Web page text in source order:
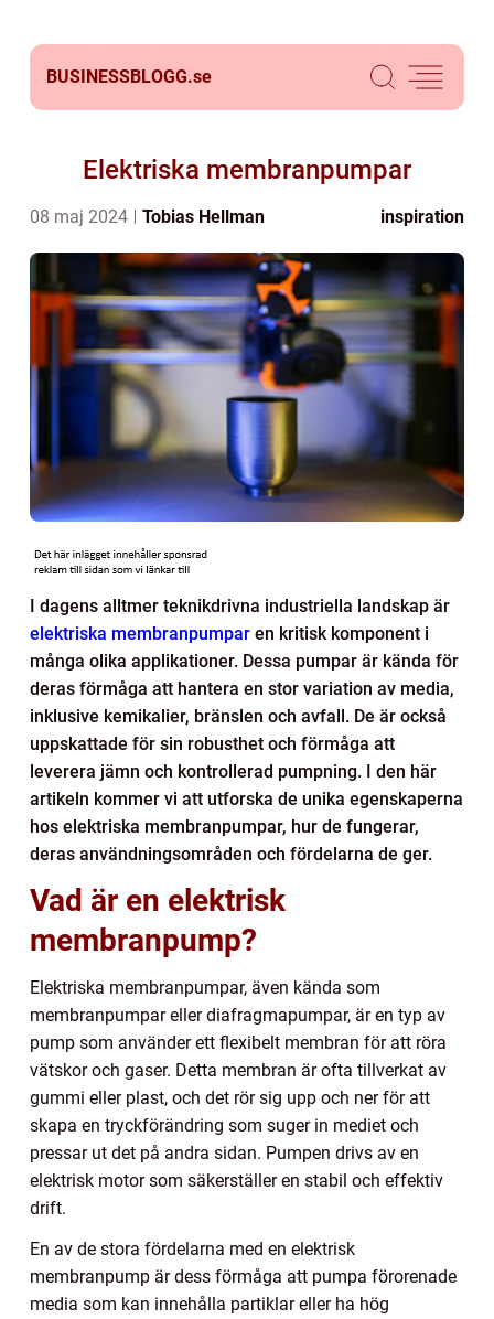
BUSINESSBLOGG.se
Elektriska membranpumpar
08 maj 2024 Tobias Hellman inspiration
I dagens alltmer teknikdrivna industriella landskap är
elektriska membranpumpar en kritisk komponent i
många olika applikationer. Dessa pumpar är kända för
deras förmåga att hantera en stor variation av media,
inklusive kemikalier, bränslen och avfall. De är också
uppskattade för sin robusthet och förmåga att
leverera jämn och kontrollerad pumpning. I den här
artikeln kommer vi att utforska de unika egenskaperna
hos elektriska membranpumpar, hur de fungerar,
deras användningsområden och fördelarna de ger.
Vad är en elektrisk
membranpump?
Elektriska membranpumpar, även kända som
membranpumpar eller diafragmapumpar, är en typ av
pump som använder ett flexibelt membran för att röra
vätskor och gaser. Detta membran är ofta tillverkat av
gummi eller plast, och det rör sig upp och ner för att
skapa en tryckförändring som suger in mediet och
pressar ut det på andra sidan. Pumpen drivs av en
elektrisk motor som säkerställer en stabil och effektiv
drift.
En av de stora fördelarna med en elektrisk
membranpump är dess förmåga att pumpa förorenade
media som kan innehålla partiklar eller ha hög